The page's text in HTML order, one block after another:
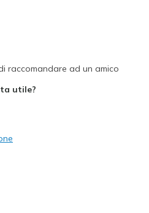
raccomandare ad un amico
utile?